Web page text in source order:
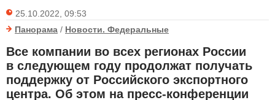
25.10.2022, 09:53
Панорама / Новости. Федеральные
Все компании во всех регионах России
в следующем году продолжат получать
поддержку от Российского экспортного
центра. Об этом на пресс-конференции